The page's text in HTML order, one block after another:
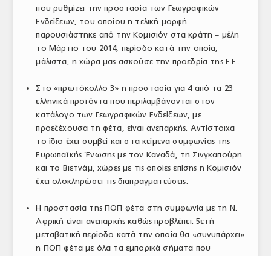
που ρυθμίζει την προστασία των Γεωγραφικών
Ενδείξεων, του οποίου η τελική μορφή
παρουσιάστηκε από την Κομισιόν στα κράτη – μέλη
το Μάρτιο του 2014, περίοδο κατά την οποία,
μάλιστα, η χώρα μας ασκούσε την προεδρία της Ε.Ε..
Στο «πρωτόκολλο 3» η προστασία για 4 από τα 23
ελληνικά προϊόντα που περιλαμβάνονται στον
κατάλογο των Γεωγραφικών Ενδείξεων, με
προεξέχουσα τη φέτα, είναι ανεπαρκής. Αντίστοιχα
το ίδιο έχει συμβεί και στα κείμενα συμφωνίας της
Ευρωπαϊκής Ένωσης με τον Καναδά, τη Σινγκαπούρη
και το Βιετνάμ, χώρες με τις οποίες επίσης η Κομισιόν
έχει ολοκληρώσει τις διαπραγματεύσεις.
Η προστασία της ΠΟΠ φέτα στη συμφωνία με τη Ν.
Αφρική είναι ανεπαρκής καθώς προβλέπει: 5ετή
μεταβατική περίοδο κατά την οποία θα «συνυπάρχει»
η ΠΟΠ φέτα με όλα τα εμπορικά σήματα που